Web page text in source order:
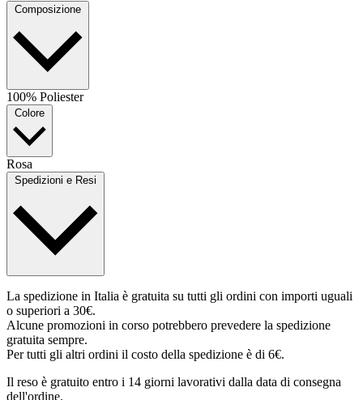
Composizione
100% Poliester
Colore
Rosa
Spedizioni e Resi
La spedizione in Italia è gratuita su tutti gli ordini con importi uguali
o superiori a 30€.
Alcune promozioni in corso potrebbero prevedere la spedizione
gratuita sempre.
Per tutti gli altri ordini il costo della spedizione è di 6€.
Il reso è gratuito entro i 14 giorni lavorativi dalla data di consegna
dell'ordine.